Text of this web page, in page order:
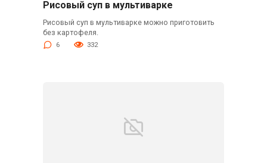
Рисовый суп в мультиварке
Рисовый суп в мультиварке можно приготовить
без картофеля.
6 332